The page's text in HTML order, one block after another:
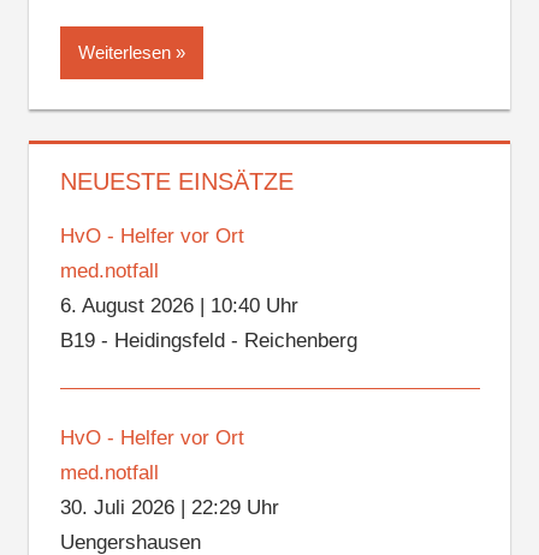
Weiterlesen
NEUESTE EINSÄTZE
HvO - Helfer vor Ort
med.notfall
6. August 2026| 10:40 Uhr
B19 - Heidingsfeld - Reichenberg
HvO - Helfer vor Ort
med.notfall
30. Juli 2026| 22:29 Uhr
Uengershausen